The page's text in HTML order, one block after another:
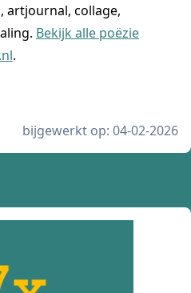
artjournal, collage,
Bekijk alle poëzie
.
bijgewerkt op: 04-02-2026